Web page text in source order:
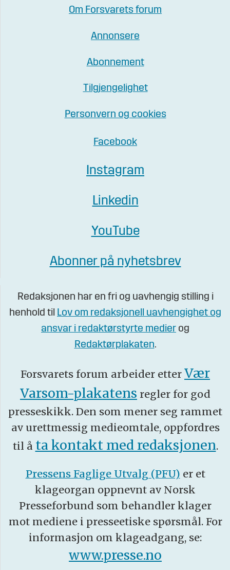
Om Forsvarets forum
Annonsere
Abonnement
Tilgjengelighet
Personvern og cookies
Facebook
Instagram
Linkedin
YouTube
Abonner på nyhetsbrev
Redaksjonen har en fri og uavhengig stilling i
henhold til Lov om redaksjonell uavhengighet og
ansvar i redaktørstyrte medier og
Redaktørplakaten.
Forsvarets forum arbeider etter Vær
Varsom-plakatens regler for god
presseskikk. Den som mener seg rammet
av urettmessig medieomtale, oppfordres
til å ta kontakt med redaksjonen.
Pressens Faglige Utvalg (PFU) er et
klageorgan oppnevnt av Norsk
Presseforbund som behandler klager
mot mediene i presseetiske spørsmål. For
informasjon om klageadgang, se:
www.presse.no